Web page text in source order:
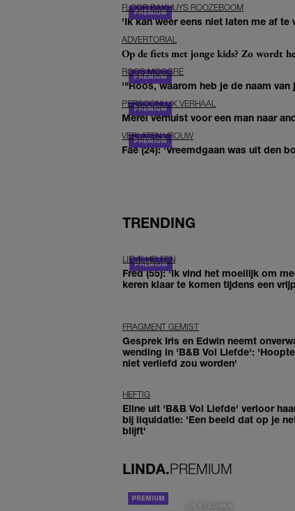
FLOOR BAKHUYS ROOZEBOOM
'Ik kan weer eens niet laten me af
ADVERTORIAL
Op de fiets met jonge kids? Zo wordt
ROOS MOGGRÉ
'"Roos, waarom heb je de naam
PERSOONLIJK VERHAAL
Merel verhuist voor een man naar
VERLATEN VROUW
Fae (24): 'Vreemdgaan was uit den
TRENDING
LIEVE HELEEN
Fred (55): 'Ik vind het moeilijk om
keren klaar te komen tijdens een
FRAGMENT GEMIST
Gesprek Iris en Edwin neemt
wending in 'B&B Vol Liefde':
niet verliefd zou worden'
HEFTIG
Eline uit 'B&B Vol Liefde' verloor
bij liquidatie: 'Een beeld dat op je
blijft'
LINDA.PREMIUM
DE STAD VAN